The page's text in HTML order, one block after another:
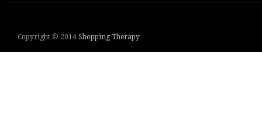
Copyright © 2014 Shopping Therapy